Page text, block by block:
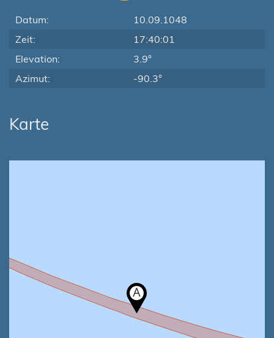
Datum:
10.09.1048
Zeit:
17:40:01
Elevation:
3.9°
Azimut:
-90.3°
Karte